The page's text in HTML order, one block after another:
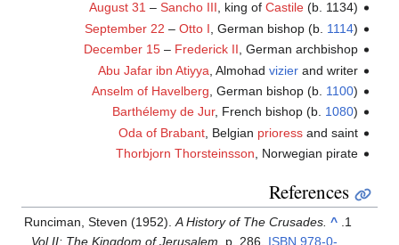
August 31 – Sancho III, king of Castile(b. 1134)
September 22 – Otto I , German bishop (b. 1114)
December 15– Frederick II , German archbishop
Abu Jafar ibn Atiyya , Almohad vizierand writer
Anselm of Havelberg , German bishop (b. 1100)
Barthélemy de Jur, French bishop (b. 1080)
Oda of Brabant, Belgian prioressand saint
Thorbjorn Thorsteinsson , Norwegian pirate
References
^
Runciman, Steven (1952).A History of The Crusades.
Vol II: The Kingdom of Jerusalem, p. 286. ISBN 978-0-